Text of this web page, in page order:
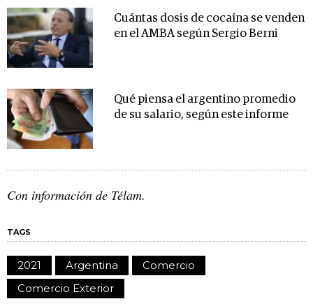
Cuántas dosis de cocaína se venden
en el AMBA según Sergio Berni
Qué piensa el argentino promedio
de su salario, según este informe
Con información de Télam.
TAGS
2021 Argentina
Comercio
Comercio Exterior